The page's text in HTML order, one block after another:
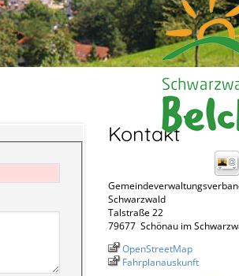
Kontakt
Schwarzwald
Talstraße 22
79677 Schönau im
OpenStreetMap
Fahrplanauskunft